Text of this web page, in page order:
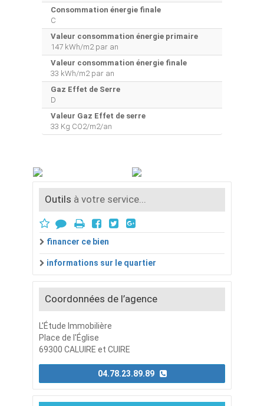
Consommation énergie finale
C
Valeur consommation énergie primaire
147 kWh/m2 par an
Valeur consommation énergie finale
33 kWh/m2 par an
Gaz Effet de Serre
D
Valeur Gaz Effet de serre
33 Kg CO2/m2/an
Outils à votre service...
financer ce bien
informations sur le quartier
Coordonnées de l’agence
L'Étude Immobilière
Place de l'Église
69300 CALUIRE et CUIRE